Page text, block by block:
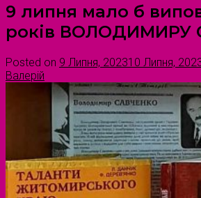
9 липня мало б
років ВОЛОДИМИРУ
Posted on 9 Липня, 202310 Липня,
Валерій